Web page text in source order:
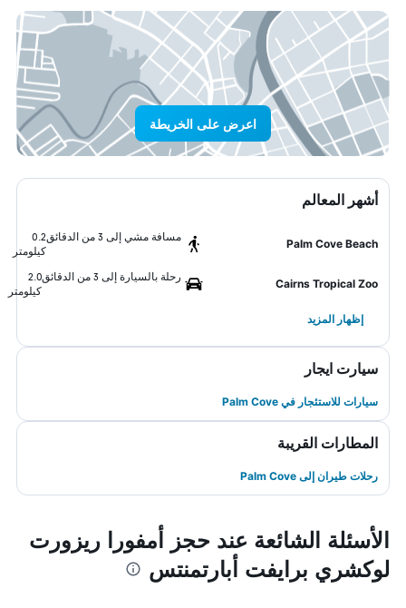
اعرض على الخريطة
أشهر المعالم
Palm Cove Beach
مسافة مشي إلى 3 من الدقائق
0.2
كيلومتر
Cairns Tropical Zoo
رحلة بالسيارة إلى 3 من الدقائق
2.0
كيلومتر
إظهار المزيد
سيارت ايجار
سيارات للاستئجار في Palm Cove
المطارات القريبة
رحلات طيران إلى Palm Cove
الأسئلة الشائعة عند حجز أمفورا ريزورت
لوكشري برايفت أبارتمنتس